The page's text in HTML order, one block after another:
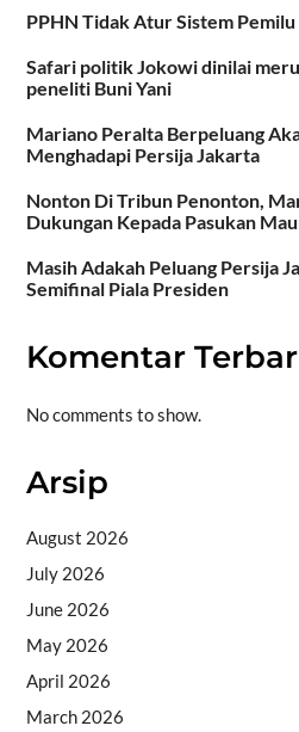
PPHN Tidak Atur Sistem
Safari politik Jokowi dinilai
peneliti Buni Yani
Mariano Peralta Berpeluang
Menghadapi Persija Jakarta
Nonton Di Tribun Penonton,
Dukungan Kepada Pasukan
Masih Adakah Peluang Persija
Semifinal Piala Presiden
Komentar
No comments to show.
Arsip
August 2026
July 2026
June 2026
May 2026
April 2026
March 2026